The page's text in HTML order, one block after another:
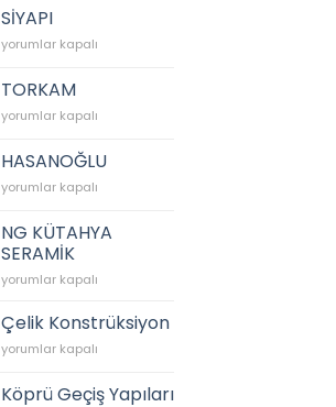
MEDİKAL
İNŞAAT
için
SİYAPI
SİYAPI
yorumlar kapalı
TORKAM
TORKAM
yorumlar kapalı
HASANOĞLU
HASANOĞLU
yorumlar kapalı
NG KÜTAHYA
SERAMİK
NG
SERAMİK
için
yorumlar kapalı
Çelik Konstrüksiyon
Çelik
için
yorumlar kapalı
Köprü Geçiş Yapıları